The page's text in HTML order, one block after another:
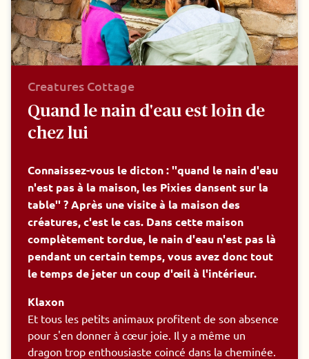
Creatures Cottage
Quand le nain d'eau est loin de
chez lui
Connaissez-vous le dicton : ''quand le nain d'eau
n'est pas à la maison, les Pixies dansent sur la
table'' ? Après une visite à la maison des
créatures, c'est le cas. Dans cette maison
complètement tordue, le nain d'eau n'est pas là
pendant un certain temps, vous avez donc tout
le temps de jeter un coup d'œil à l'intérieur.
Klaxon
Et tous les petits animaux profitent de son absence
pour s'en donner à cœur joie. Il y a même un
dragon trop enthousiaste coincé dans la cheminée.